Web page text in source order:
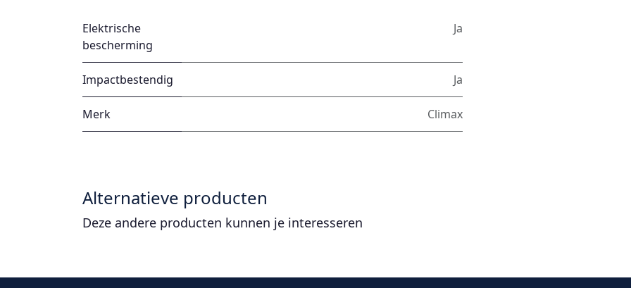
Elektrische
bescherming
Ja
Impactbestendig Ja
Merk Climax
Alternatieve producten
Deze andere producten kunnen je interesseren